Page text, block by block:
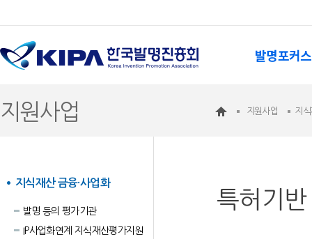
발명포커스
지원사업 지원사업 지
지식재산 금융·사업화
발명 등의 평가기관
IP사업화연계 지식재산평가지원
특허기